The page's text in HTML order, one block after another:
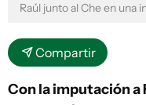
Raúl junto al Che en una
Compartir
Con la imputación a